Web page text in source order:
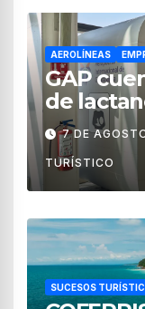
AEROLÍNEAS
GAP
de
de7 DE
TURÍSTICO
SUCESOS